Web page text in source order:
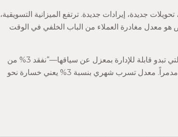
جديدة، إيرادات جديدة. ترتفع الميزانية التسويقية،
هو معدل مغادرة العملاء من الباب الخلفي في الوقت
التسرب هو معدل توقف العملاء عن التعامل معك. إنه أحد تلك المقاييس التي تبدو قابلة للإدارة بمعزل عن سياقها—“نفقد 3% من
الأعضاء شهرياً، ليس بالأمر السيئ”—لكنها تتراكم عبر الزمن لتصبح شيئاً مدمراً. معدل تسرب شهري بنسبة 3% يعني خسارة نحو